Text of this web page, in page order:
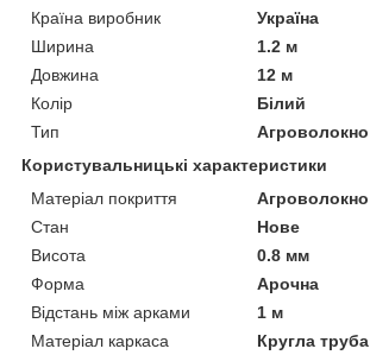
Країна виробник
Україна
Ширина
1.2 м
Довжина
12 м
Колір
Білий
Тип
Агроволокно
Користувальницькі характеристики
Матеріал покриття
Агроволокно
Стан
Нове
Висота
0.8 мм
Форма
Арочна
Відстань між арками
1 м
Матеріал каркаса
Кругла труба